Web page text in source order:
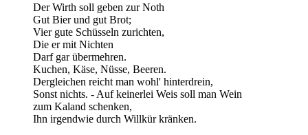
Der Wirth soll geben zur Noth
Gut Bier und gut Brot;
Vier gute Schüsseln zurichten,
Die er mit Nichten
Darf gar übermehren.
Kuchen, Käse, Nüsse, Beeren.
Dergleichen reicht man wohl' hinterdrein,
Sonst nichts. - Auf keinerlei Weis soll man Wein
zum Kaland schenken,
Ihn irgendwie durch Willkür kränken.